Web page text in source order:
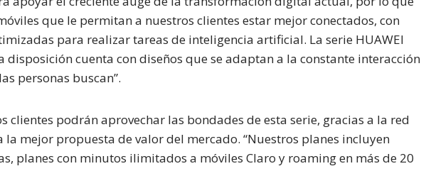
que le permitan a nuestros clientes estar mejor conectados, con
para realizar tareas de inteligencia artificial. La serie HUAWEI
disposición cuenta con diseños que se adaptan a la constante interacción
personas buscan”.
clientes podrán aprovechar las bondades de esta serie, gracias a la red
mejor propuesta de valor del mercado. “Nuestros planes incluyen
planes con minutos ilimitados a móviles Claro y roaming en más de 20